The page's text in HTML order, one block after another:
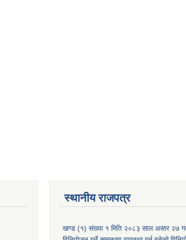
स्थानीय राजपत्र
खण्ड (१) संख्या १ मिति २०८३ साल असार २७